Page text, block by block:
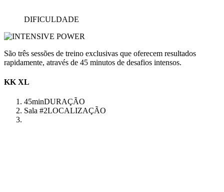
DIFICULDADE
São três sessões de treino exclusivas que oferecem resultados
rapidamente, através de 45 minutos de desafios intensos.
KK XL
45minDURAÇÃO
Sala #2LOCALIZAÇÃO